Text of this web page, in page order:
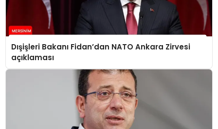
Dışişleri Bakanı Fidan’dan NATO Ankara Zirvesi
açıklaması